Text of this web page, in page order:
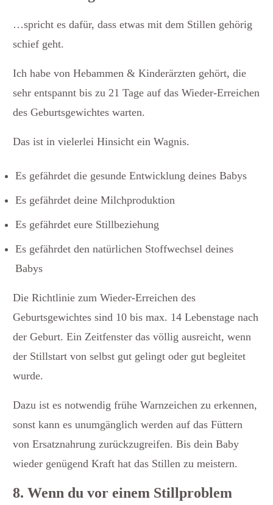
…spricht es dafür, dass etwas mit dem Stillen gehörig
schief geht.
Ich habe von Hebammen & Kinderärzten gehört, die
sehr entspannt bis zu 21 Tage auf das Wieder-Erreichen
des Geburtsgewichtes warten.
Das ist in vielerlei Hinsicht ein Wagnis.
Es gefährdet die gesunde Entwicklung deines Babys
Es gefährdet deine Milchproduktion
Es gefährdet eure Stillbeziehung
Es gefährdet den natürlichen Stoffwechsel deines
Babys
Die Richtlinie zum Wieder-Erreichen des
Geburtsgewichtes sind 10 bis max. 14 Lebenstage nach
der Geburt. Ein Zeitfenster das völlig ausreicht, wenn
der Stillstart von selbst gut gelingt oder gut begleitet
wurde.
Dazu ist es notwendig frühe Warnzeichen zu erkennen,
sonst kann es unumgänglich werden auf das Füttern
von Ersatznahrung zurückzugreifen. Bis dein Baby
wieder genügend Kraft hat das Stillen zu meistern.
8. Wenn du vor einem Stillproblem